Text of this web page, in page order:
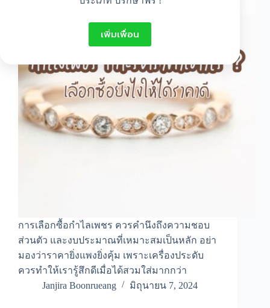
เพิ่มเพื่อน
การเลือกซื้อกำไลเพชร ควรคำนึงถึงความชอบ
ส่วนตัว และงบประมาณที่เหมาะสมเป็นหลัก อย่า
มองว่าราคายิ่งแพงยิ่งคุ้ม เพราะเครื่องประดับ
ควรทำให้เรารู้สึกดีเมื่อได้สวมใส่มากกว่า
Janjira Boonrueang
มิถุนายน 7, 2024